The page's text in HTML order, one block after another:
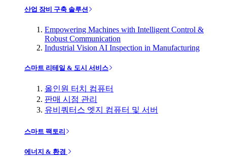
산업 장비 구축 솔루션
Empowering Machines with Intelligent Control &
Robust Communication
Industrial Vision AI Inspection in Manufacturing
스마트 리테일 & 도시 서비스
올인원 터치 컴퓨터
판매 시점 관리
유비쿼터스 엣지 컴퓨터 및 서버
스마트 팩토리
에너지 & 환경